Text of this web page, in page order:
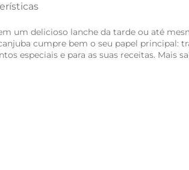
um delicioso lanche da tarde ou até
cumpre bem o seu papel principal:
especiais e para as suas receitas. Mais